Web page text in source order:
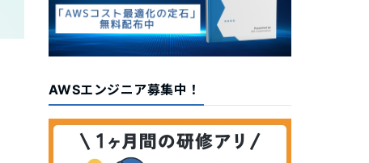
AWSエンジニア募集中！